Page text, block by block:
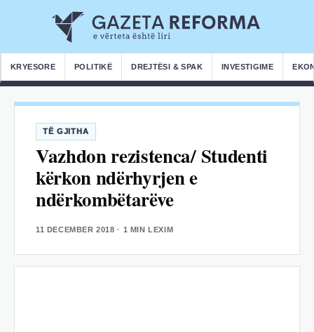
KRYESORE POLITIKË DREJTËSI & SPAK INVESTIGIME
TË GJITHA
Vazhdon rezistenca/ Studenti
kërkon ndërhyrjen e
ndërkombëtarëve
11 DECEMBER 2018 · 1 MIN LEXIM